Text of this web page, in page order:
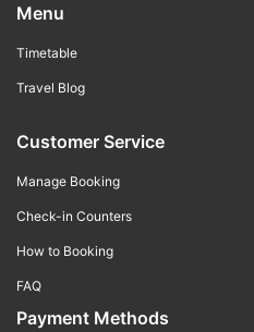
Menu
Timetable
Travel Blog
Customer Service
Manage Booking
Check-in Counters
How to Booking
FAQ
Payment Methods